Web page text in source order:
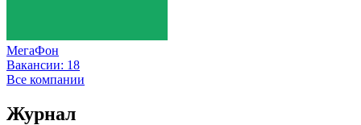
МегаФон
Вакансии: 18
Все компании
Журнал